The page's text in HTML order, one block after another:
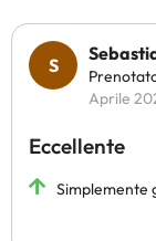
Aprile
Eccellente
Simplemente